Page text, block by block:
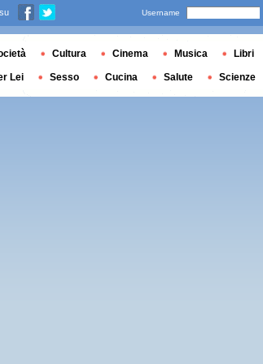
Username
Cultura Cinema Musica Libri
Lei Sesso Cucina Salute Scienze